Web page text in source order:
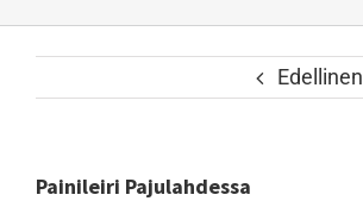
Edellinen
Painileiri Pajulahdessa